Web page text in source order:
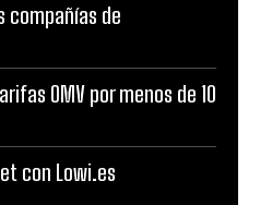
compañías de
OMV por menos de 10
con Lowi.es